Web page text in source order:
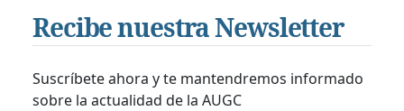
Recibe nuestra Newsletter
Suscríbete ahora y te mantendremos informado
sobre la actualidad de la AUGC